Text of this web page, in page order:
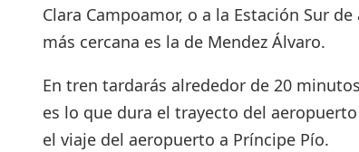
Clara Campoamor, o a la Estación Sur
más cercana es la de Mendez Álvaro.
En tren tardarás alrededor de 20
es lo que dura el trayecto del
el viaje del aeropuerto a Príncipe Pío.